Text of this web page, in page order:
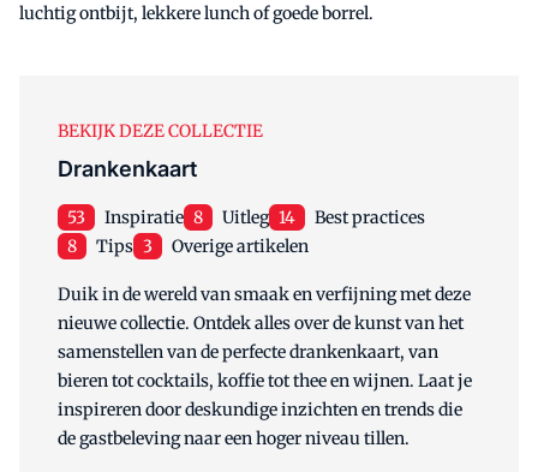
luchtig ontbijt, lekkere lunch of goede borrel.
BEKIJK DEZE COLLECTIE
Drankenkaart
53 Inspiratie 8 Uitleg 14
Best practices
8
Tips 3 Overige artikelen
Duik in de wereld van smaak en verfijning met deze
nieuwe collectie. Ontdek alles over de kunst van het
samenstellen van de perfecte drankenkaart, van
bieren tot cocktails, koffie tot thee en wijnen. Laat je
inspireren door deskundige inzichten en trends die
de gastbeleving naar een hoger niveau tillen.